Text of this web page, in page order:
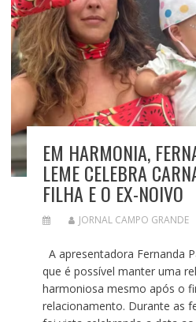
EM HARMONIA,
LEME CELEBRA
FILHA E O EX-NOIVO
JORNAL CAMPO GRANDE
A apresentadora Fernanda
que é possível manter uma
harmoniosa mesmo após o
relacionamento. Durante as